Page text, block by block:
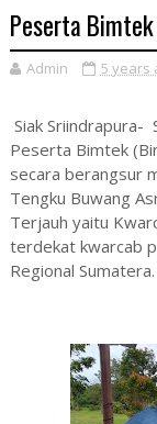
Peserta
Admin 5 years
Siak Sriindrapura-
Peserta Bimtek
secara berangsur
Tengku Buwang
Terjauh yaitu
terdekat kwarcab
Regional Sumatera.